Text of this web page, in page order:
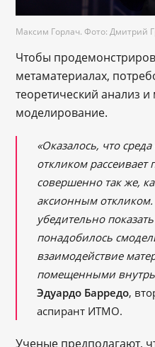
Максим Горлач. Фото: Дмитрий
Чтобы
метаматериалах,
теоретический анализ
моделирование.
«Оказалось, что
откликом
совершенно так же,
аксионным
убедительно
понадобилось
взаимодействие
помещенными
Эдуардо Барредо,
аспирант ИТМО.
Ученые предполагают,